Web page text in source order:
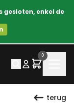
gesloten, enkel de
0
terug